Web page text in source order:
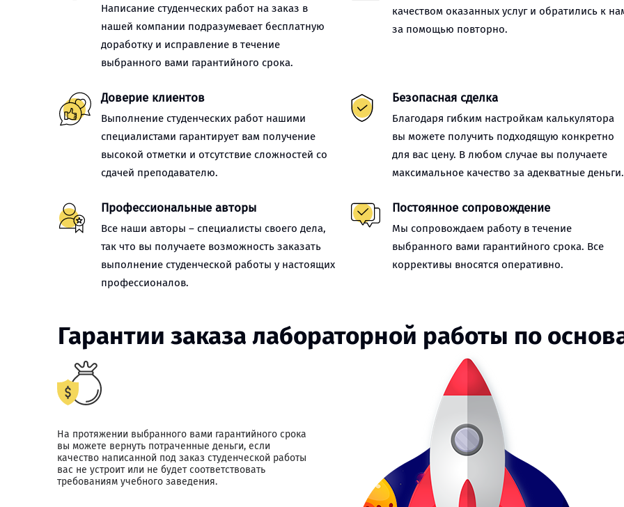
Написание студенческих работ на заказ в
нашей компании подразумевает бесплатную
доработку и исправление в течение
выбранного вами гарантийного срока.
качеством оказанных услуг и обратились к
за помощью повторно.
Доверие клиентов
Выполнение студенческих работ нашими
специалистами гарантирует вам получение
высокой отметки и отсутствие сложностей со
сдачей преподавателю.
Безопасная сделка
Благодаря гибким настройкам калькулятора
вы можете получить подходящую конкретно
для вас цену. В любом случае вы получаете
максимальное качество за адекватные деньги.
Профессиональные авторы
Все наши авторы – специалисты своего дела,
так что вы получаете возможность заказать
выполнение студенческой работы у настоящих
профессионалов.
Постоянное сопровождение
Мы сопровождаем работу в течение
выбранного вами гарантийного срока. Все
коррективы вносятся оперативно.
Гарантии заказа лабораторной работы по
На протяжении выбранного вами гарантийного срока
вы можете вернуть потраченные деньги, если
качество написанной под заказ студенческой работы
вас не устроит или не будет соответствовать
требованиям учебного заведения.